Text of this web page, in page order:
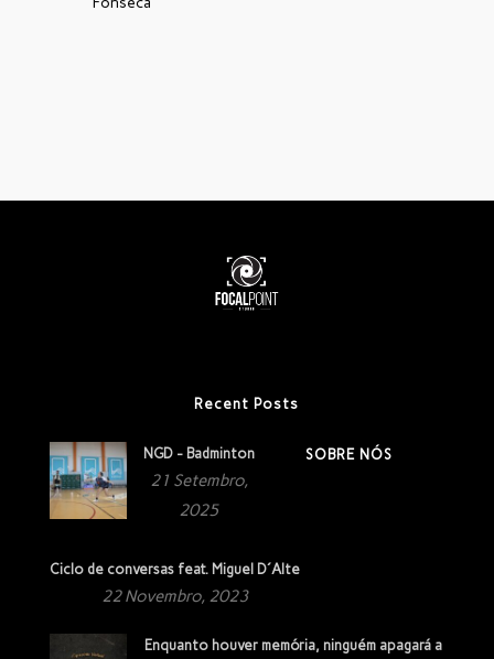
Recent Posts
NGD - Badminton
21 Setembro,
2025
Ciclo de conversas feat. Miguel D´Alte
22 Novembro, 2023
Enquanto houver memória, ninguém apagará a
SOBRE NÓS